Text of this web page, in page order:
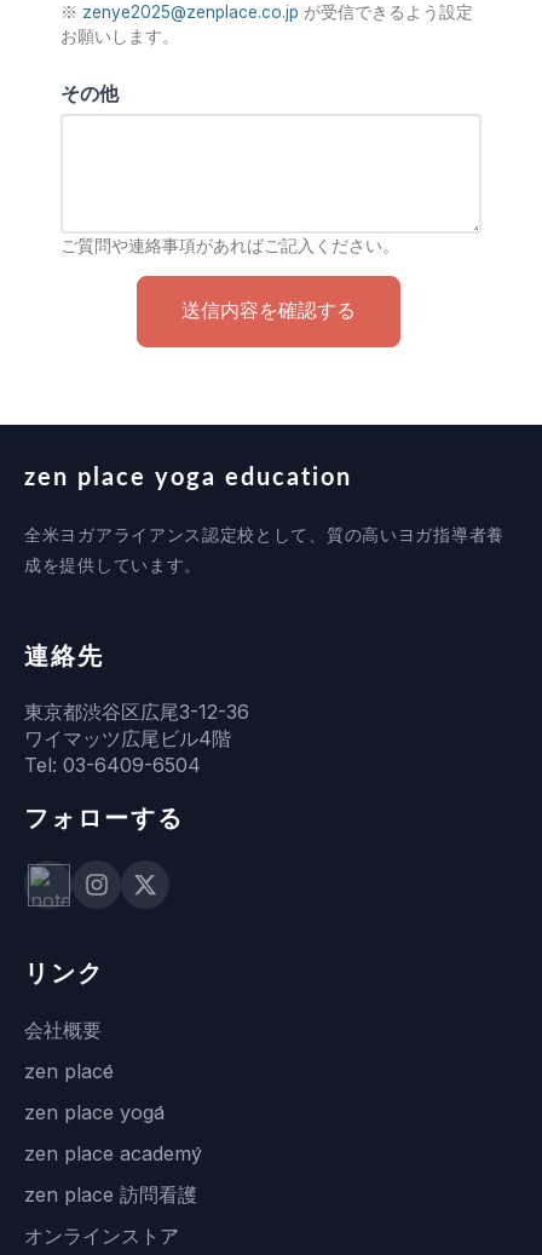
※ zenye2025@zenplace.co.jp が受信できるよう設定
お願いします。
その他
ご質問や連絡事項があればご記入ください。
送信内容を確認する
zen place yoga education
全米ヨガアライアンス認定校として、質の高いヨガ指導者養
成を提供しています。
連絡先
東京都渋谷区広尾3-12-36
ワイマッツ広尾ビル4階
Tel: 03-6409-6504
フォローする
リンク
会社概要
zen place
zen place yoga
zen place academy
zen place 訪問看護
オンラインストア